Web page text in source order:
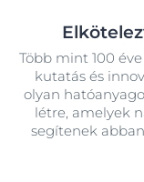
Több mint 100
kutatás és
olyan
létre, amelyek
segítenek